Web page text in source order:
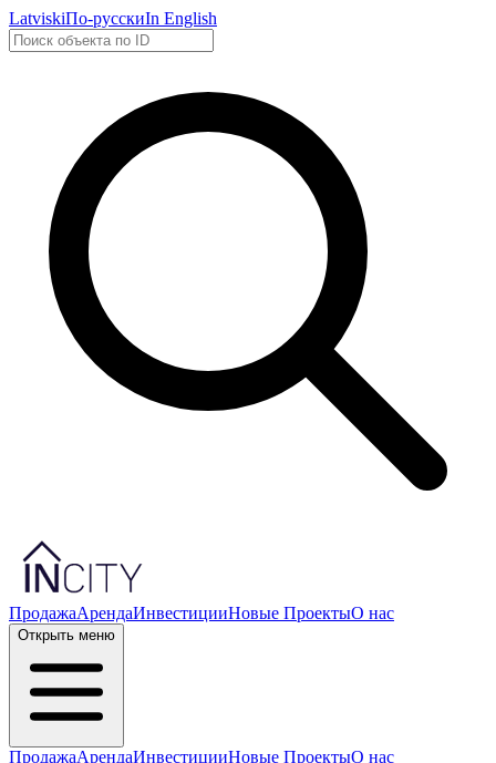
LatviskiПо-русскиIn English
ПродажаАрендаИнвестицииНовые ПроектыО нас
Открыть меню
ПродажаАрендаИнвестицииНовые ПроектыО нас